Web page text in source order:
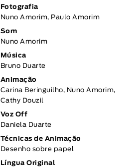
Fotografia
Nuno Amorim, Paulo Amorim
Som
Nuno Amorim
Música
Bruno Duarte
Animação
Carina Beringuilho, Nuno Amorim,
Cathy Douzil
Voz Off
Daniela Duarte
Técnicas de Animação
Desenho sobre papel
Língua Original